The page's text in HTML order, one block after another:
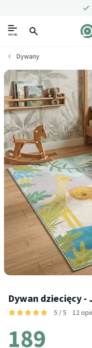
menu
Dywany
Dywan dziecięcy
5 / 5 12
189